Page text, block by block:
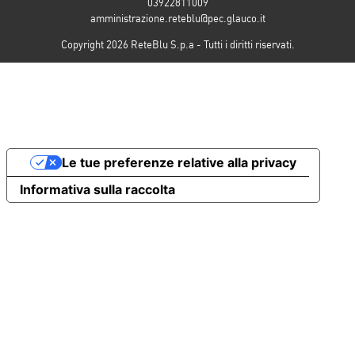
amministrazione.reteblu@pec.glauco.it
Copyright 2026 ReteBlu S.p.a - Tutti i diritti riservati.
Informativa sulla raccolta
Le tue preferenze relative alla privacy